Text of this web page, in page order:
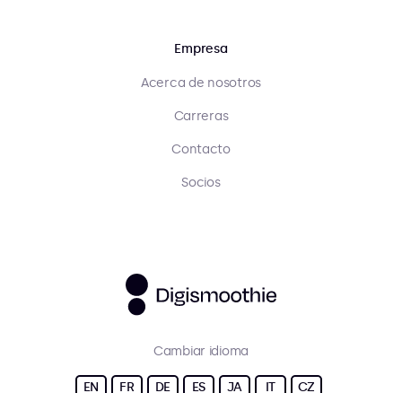
Empresa
Acerca de nosotros
Carreras
Contacto
Socios
Cambiar idioma
EN FR DE ES JA IT CZ